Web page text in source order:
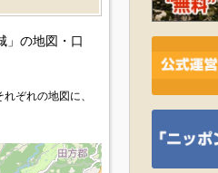
」の地図・口
ぞれの地図に、